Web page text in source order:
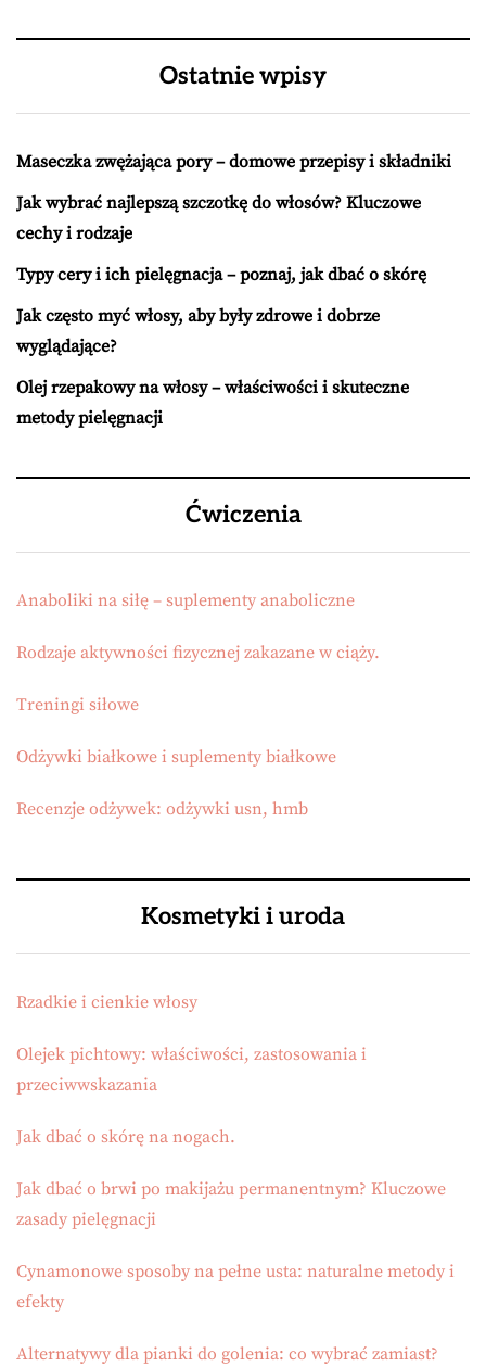
Ostatnie wpisy
Maseczka zwężająca pory – domowe przepisy i składniki
Jak wybrać najlepszą szczotkę do włosów? Kluczowe
cechy i rodzaje
Typy cery i ich pielęgnacja – poznaj, jak dbać o skórę
Jak często myć włosy, aby były zdrowe i dobrze
wyglądające?
Olej rzepakowy na włosy – właściwości i skuteczne
metody pielęgnacji
Ćwiczenia
Anaboliki na siłę – suplementy anaboliczne
Rodzaje aktywności fizycznej zakazane w ciąży.
Treningi siłowe
Odżywki białkowe i suplementy białkowe
Recenzje odżywek: odżywki usn, hmb
Kosmetyki i uroda
Rzadkie i cienkie włosy
Olejek pichtowy: właściwości, zastosowania i
przeciwwskazania
Jak dbać o skórę na nogach.
Jak dbać o brwi po makijażu permanentnym? Kluczowe
zasady pielęgnacji
Cynamonowe sposoby na pełne usta: naturalne metody i
efekty
Alternatywy dla pianki do golenia: co wybrać zamiast?